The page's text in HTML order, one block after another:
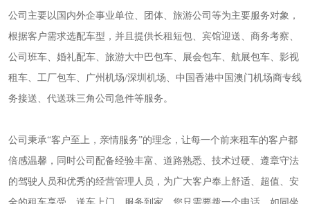
公司主要以国内外企事业单位、团体、旅游公司等为主要服务对象，
根据客户需求选配车型，并且提供长租短包、宾馆迎送、商务考察、
公司班车、婚礼配车、旅游大中巴包车、展会包车、航展包车、影视
租车、工厂包车、广州机场/深圳机场、中国香港中国澳门机场商专线
务接送、代送珠三角公司急件等服务。
公司秉承“客户至上，亲情服务”的理念，让每一个前来租车的客户都
倍感温馨，同时公司配备经验丰富、道路熟悉、技术过硬、遵章守法
的驾驶人员和优秀的经营管理人员，为广大客户奉上舒适、超值、安